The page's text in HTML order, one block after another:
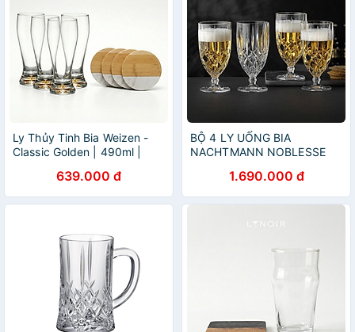
Ly Thủy Tinh Bia Weizen -
Classic Golden | 490ml |
639.000 đ
BỘ 4 LY UỐNG BIA
NACHTMANN NOBLESSE
hàng chính hãng
1.690.000 đ